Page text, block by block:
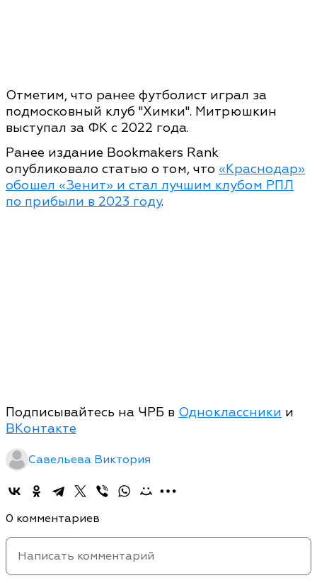
Отметим, что ранее футболист играл за
подмосковный клуб "Химки". Митрюшкин
выступал за ФК с 2022 года.
Ранее издание Bookmakers Rank
опубликовало статью о том, что «Краснодар»
обошел «Зенит» и стал лучшим клубом РПЛ
по прибыли в 2023 году.
Подписывайтесь на ЧРБ в Одноклассники и
ВКонтакте
Савельева Виктория
0 комментариев